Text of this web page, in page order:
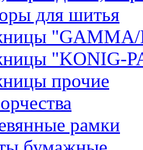
для шитья
"GAMMA/
"KONIG-
прочие
рамки